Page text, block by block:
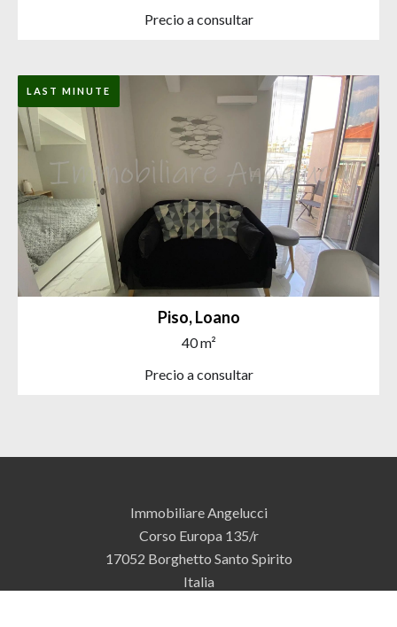
Precio a consultar
Piso, Loano
40 m²
Precio a consultar
LAST MINUTE
Immobiliare Angelucci
Corso Europa 135/r
17052 Borghetto Santo Spirito
Italia